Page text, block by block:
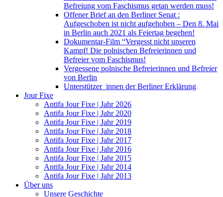
Befreiung vom Faschismus getan werden muss!
Offener Brief an den Berliner Senat :
Aufgeschoben ist nicht aufgehoben – Den 8. Mai
in Berlin auch 2021 als Feiertag begehen!
Dokumentar-Film “Vergesst nicht unseren
Kampf! Die polnischen Befreierinnen und
Befreier vom Faschismus!
Vergessene polnische Befreierinnen und Befreier
von Berlin
Unterstützer_innen der Berliner Erklärung
Jour Fixe
Antifa Jour Fixe | Jahr 2026
Antifa Jour Fixe | Jahr 2020
Antifa Jour Fixe | Jahr 2019
Antifa Jour Fixe | Jahr 2018
Antifa Jour Fixe | Jahr 2017
Antifa Jour Fixe | Jahr 2016
Antifa Jour Fixe | Jahr 2015
Antifa Jour Fixe | Jahr 2014
Antifa Jour Fixe | Jahr 2013
Über uns
Unsere Geschichte